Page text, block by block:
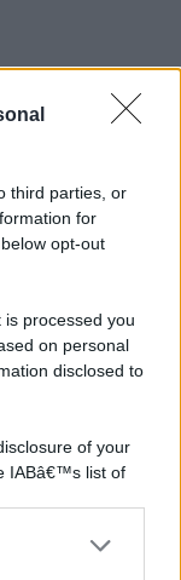
third parties, or
for
opt-out
processed you
on personal
disclosed to
of your
IABâ€™s list of
to third parties